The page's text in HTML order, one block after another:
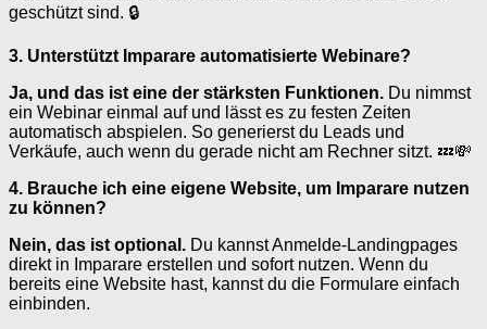
geschützt sind. 🔒
3. Unterstützt Imparare automatisierte Webinare?
Ja, und das ist eine der stärksten Funktionen. Du nimmst
ein Webinar einmal auf und lässt es zu festen Zeiten
automatisch abspielen. So generierst du Leads und
Verkäufe, auch wenn du gerade nicht am Rechner sitzt. 💤💸
4. Brauche ich eine eigene Website, um Imparare nutzen
zu können?
Nein, das ist optional. Du kannst Anmelde-Landingpages
direkt in Imparare erstellen und sofort nutzen. Wenn du
bereits eine Website hast, kannst du die Formulare einfach
einbinden.